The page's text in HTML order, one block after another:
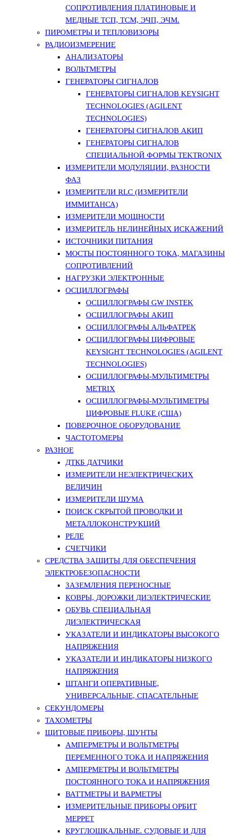
СОПРОТИВЛЕНИЯ ПЛАТИНОВЫЕ И
МЕДНЫЕ ТСП, ТСМ, ЭЧП, ЭЧМ.
ПИРОМЕТРЫ И ТЕПЛОВИЗОРЫ
РАДИОИЗМЕРЕНИЕ
АНАЛИЗАТОРЫ
ВОЛЬТМЕТРЫ
ГЕНЕРАТОРЫ СИГНАЛОВ
ГЕНЕРАТОРЫ СИГНАЛОВ KEYSIGHT
TECHNOLOGIES (AGILENT
TECHNOLOGIES)
ГЕНЕРАТОРЫ СИГНАЛОВ АКИП
ГЕНЕРАТОРЫ СИГНАЛОВ
СПЕЦИАЛЬНОЙ ФОРМЫ TEKTRONIX
ИЗМЕРИТЕЛИ МОДУЛЯЦИИ, РАЗНОСТИ
ФАЗ
ИЗМЕРИТЕЛИ RLC (ИЗМЕРИТЕЛИ
ИММИТАНСА)
ИЗМЕРИТЕЛИ МОЩНОСТИ
ИЗМЕРИТЕЛЬ НЕЛИНЕЙНЫХ ИСКАЖЕНИЙ
ИСТОЧНИКИ ПИТАНИЯ
МОСТЫ ПОСТОЯННОГО ТОКА, МАГАЗИНЫ
СОПРОТИВЛЕНИЙ
НАГРУЗКИ ЭЛЕКТРОННЫЕ
ОСЦИЛЛОГРАФЫ
ОСЦИЛЛОГРАФЫ GW INSTEK
ОСЦИЛЛОГРАФЫ АКИП
ОСЦИЛЛОГРАФЫ АЛЬФАТРЕК
ОСЦИЛЛОГРАФЫ ЦИФРОВЫЕ
KEYSIGHT TECHNOLOGIES (AGILENT
TECHNOLOGIES)
ОСЦИЛЛОГРАФЫ-МУЛЬТИМЕТРЫ
METRIX
ОСЦИЛЛОГРАФЫ-МУЛЬТИМЕТРЫ
ЦИФРОВЫЕ FLUKE (США)
ПОВЕРОЧНОЕ ОБОРУДОВАНИЕ
ЧАСТОТОМЕРЫ
РАЗНОЕ
ДТКБ ДАТЧИКИ
ИЗМЕРИТЕЛИ НЕЭЛЕКТРИЧЕСКИХ
ВЕЛИЧИН
ИЗМЕРИТЕЛИ ШУМА
ПОИСК СКРЫТОЙ ПРОВОДКИ И
МЕТАЛЛОКОНСТРУКЦИЙ
РЕЛЕ
СЧЕТЧИКИ
СРЕДСТВА ЗАЩИТЫ ДЛЯ ОБЕСПЕЧЕНИЯ
ЭЛЕКТРОБЕЗОПАСНОСТИ
ЗАЗЕМЛЕНИЯ ПЕРЕНОСНЫЕ
КОВРЫ, ДОРОЖКИ ДИЭЛЕКТРИЧЕСКИЕ
ОБУВЬ СПЕЦИАЛЬНАЯ
ДИЭЛЕКТРИЧЕСКАЯ
УКАЗАТЕЛИ И ИНДИКАТОРЫ ВЫСОКОГО
НАПРЯЖЕНИЯ
УКАЗАТЕЛИ И ИНДИКАТОРЫ НИЗКОГО
НАПРЯЖЕНИЯ
ШТАНГИ ОПЕРАТИВНЫЕ,
УНИВЕРСАЛЬНЫЕ, СПАСАТЕЛЬНЫЕ
СЕКУНДОМЕРЫ
ТАХОМЕТРЫ
ЩИТОВЫЕ ПРИБОРЫ, ШУНТЫ
АМПЕРМЕТРЫ И ВОЛЬТМЕТРЫ
ПЕРЕМЕННОГО ТОКА И НАПРЯЖЕНИЯ
АМПЕРМЕТРЫ И ВОЛЬТМЕТРЫ
ПОСТОЯННОГО ТОКА И НАПРЯЖЕНИЯ
ВАТТМЕТРЫ И ВАРМЕТРЫ
ИЗМЕРИТЕЛЬНЫЕ ПРИБОРЫ ОРБИТ
МЕРРЕТ
КРУГЛОШКАЛЬНЫЕ. СУДОВЫЕ И ДЛЯ